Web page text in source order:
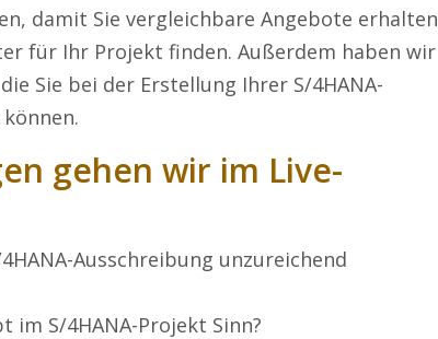
damit Sie vergleichbare Angebote erhalten
für Ihr Projekt finden. Außerdem haben wir
Sie bei der Erstellung Ihrer S/4HANA-
gehen wir im Live-
Ausschreibung unzureichend
im S/4HANA-Projekt Sinn?